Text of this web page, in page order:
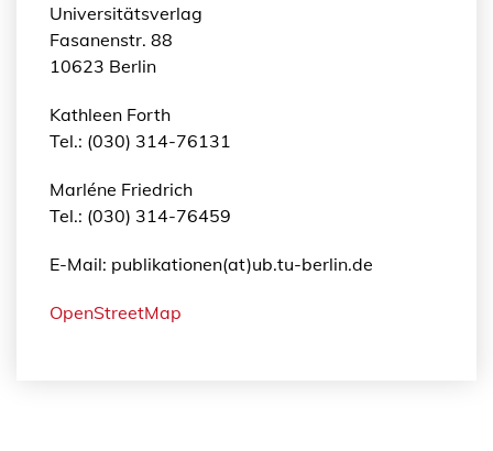
Universitätsverlag
Fasanenstr. 88
10623 Berlin
Kathleen Forth
Tel.: (030) 314-76131
Marléne Friedrich
Tel.: (030) 314-76459
E-Mail: publikationen(at)ub.tu-berlin.de
OpenStreetMap